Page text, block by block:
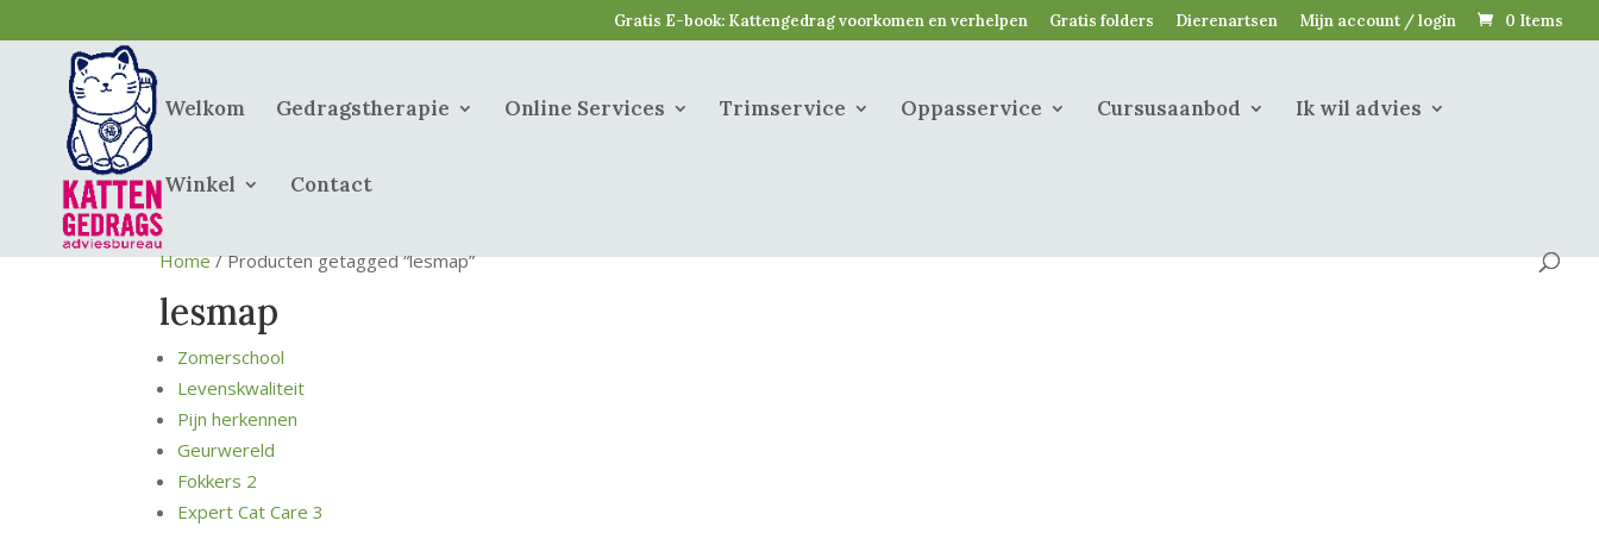
Gratis E-book: Kattengedrag voorkomen en verhelpen Gratis folders Dierenartsen Mijn account / login 0 Items
Welkom Gedragstherapie Online Services Trimservice Oppasservice Cursusaanbod Ik wil advies
Winkel Contact
Home/ Producten getagged “lesmap”
lesmap
Zomerschool
Levenskwaliteit
Pijn herkennen
Geurwereld
Fokkers 2
Expert Cat Care 3